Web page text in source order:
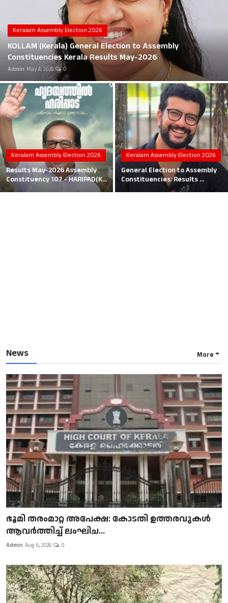
Career
Education
Business
Local News
Earn Money
Tutorials
Malayalam
Keralam Assembly Election 2026
KOLLAM (Kerala) General Election to Assembly
Constituencies Kerala Results May-2026
Admin May 4, 2026 0
Keralam Assembly Election 2026
Results May-2026 Assembly
Constituency 107 - HARIPAD(K...
Keralam Assembly Election 2026
General Election to Assembly
Constituencies: Results ...
News More
ഭൂമി തരംമാറ്റ അപേക്ഷ: കോടതി ഉത്തരവുകൾ
ആവർത്തിച്ച് ലംഘിച...
Admin Aug 6, 2026 0